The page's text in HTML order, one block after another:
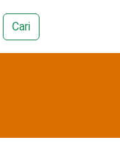
Cari